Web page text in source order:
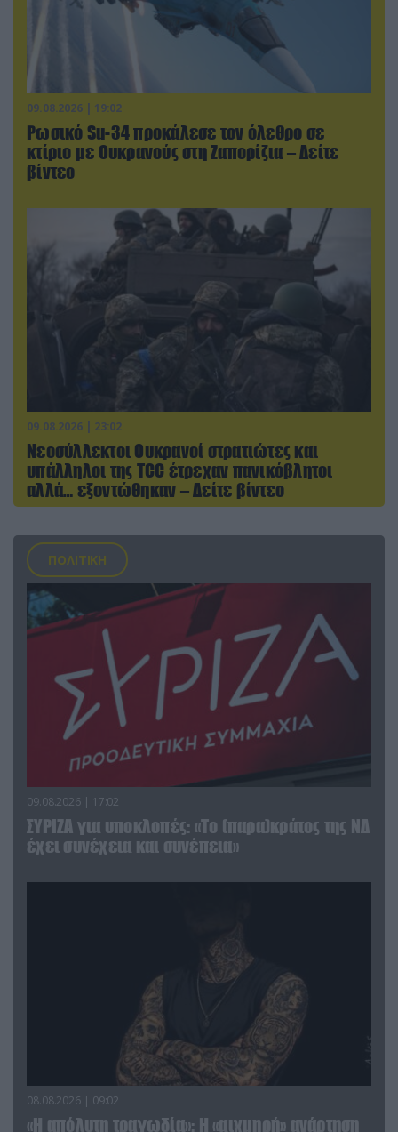
09.08.2026 | 19:02
Ρωσικό Su-34 προκάλεσε τον όλεθρο σε
κτίριο με Ουκρανούς στη Ζαπορίζια – Δείτε
βίντεο
09.08.2026 | 23:02
Νεοσύλλεκτοι Ουκρανοί στρατιώτες και
υπάλληλοι της TCC έτρεχαν πανικόβλητοι
αλλά… εξοντώθηκαν – Δείτε βίντεο
ΠΟΛΙΤΙΚΗ
09.08.2026 | 17:02
ΣΥΡΙΖΑ για υποκλοπές: «Το (παρα)κράτος της ΝΔ
έχει συνέχεια και συνέπεια»
08.08.2026 | 09:02
«Η απόλυτη τραγωδία»: Η «αιχμηρή» ανάρτηση